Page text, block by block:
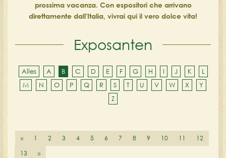
prossima vacanza. Con espositori che arrivano
direttamente dall'Italia, vivrai qui il vero dolce vita!
Exposanten
Alles A B C D E F G H I J K
L
M
N O P Q R S T U V W X
Y
Z
« 1 2 3 4 5 6 7 8 9 10 11
12
13
»